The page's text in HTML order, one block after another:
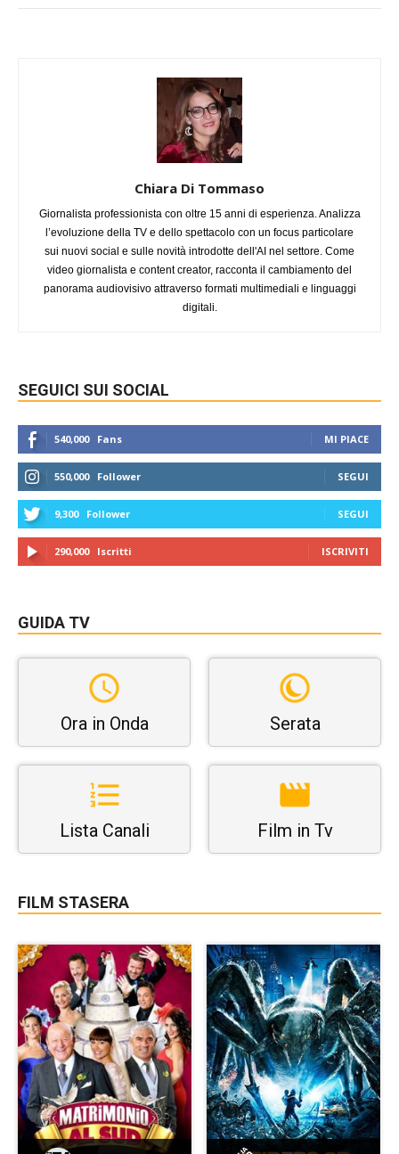
Chiara Di Tommaso
Giornalista professionista con oltre 15 anni di esperienza. Analizza
l’evoluzione della TV e dello spettacolo con un focus particolare
sui nuovi social e sulle novità introdotte dell'AI nel settore. Come
video giornalista e content creator, racconta il cambiamento del
panorama audiovisivo attraverso formati multimediali e linguaggi
digitali.
SEGUICI SUI SOCIAL
540,000 Fans MI PIACE
550,000 Follower SEGUI
9,300 Follower SEGUI
290,000 Iscritti ISCRIVITI
GUIDA TV
Ora in Onda Serata
Lista Canali Film in Tv
FILM STASERA